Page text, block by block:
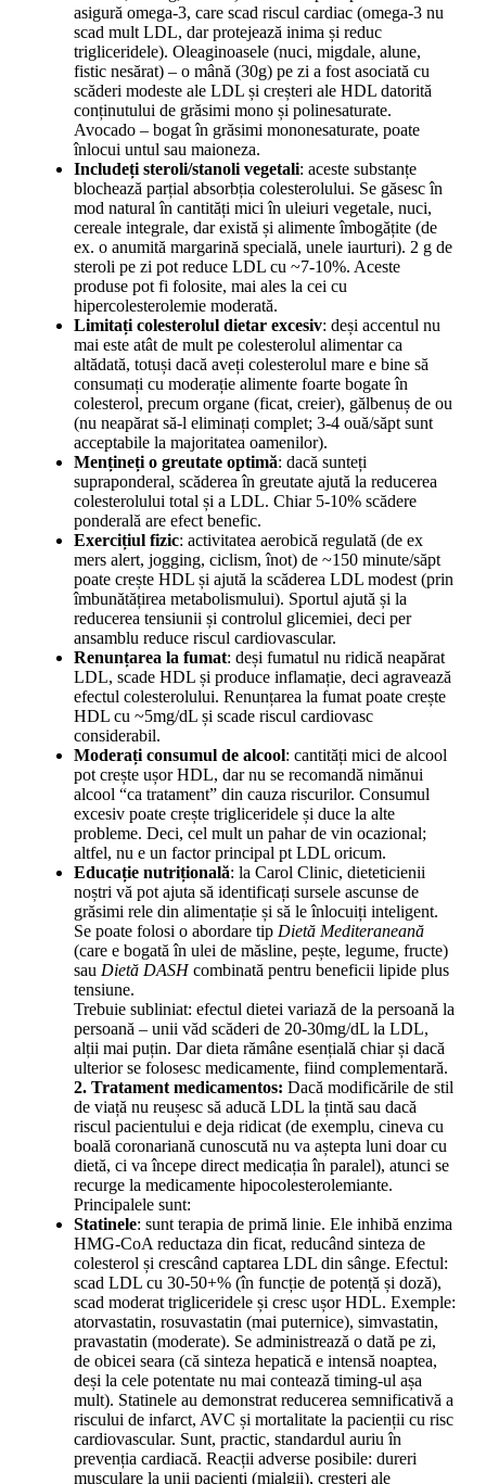
asigură omega-3, care scad riscul cardiac (omega-3 nu
scad mult LDL, dar protejează inima și reduc
trigliceridele). Oleaginoasele (nuci, migdale, alune,
fistic nesărat) – o mână (30g) pe zi a fost asociată cu
scăderi modeste ale LDL și creșteri ale HDL datorită
conținutului de grăsimi mono și polinesaturate.
Avocado – bogat în grăsimi mononesaturate, poate
înlocui untul sau maioneza.
Includeți steroli/stanoli vegetali: aceste substanțe
blochează parțial absorbția colesterolului. Se găsesc în
mod natural în cantități mici în uleiuri vegetale, nuci,
cereale integrale, dar există și alimente îmbogățite (de
ex. o anumită margarină specială, unele iaurturi). 2 g de
steroli pe zi pot reduce LDL cu ~7-10%. Aceste
produse pot fi folosite, mai ales la cei cu
hipercolesterolemie moderată.
Limitați colesterolul dietar excesiv: deși accentul nu
mai este atât de mult pe colesterolul alimentar ca
altădată, totuși dacă aveți colesterolul mare e bine să
consumați cu moderație alimente foarte bogate în
colesterol, precum organe (ficat, creier), gălbenuș de ou
(nu neapărat să-l eliminați complet; 3-4 ouă/săpt sunt
acceptabile la majoritatea oamenilor).
Mențineți o greutate optimă: dacă sunteți
supraponderal, scăderea în greutate ajută la reducerea
colesterolului total și a LDL. Chiar 5-10% scădere
ponderală are efect benefic.
Exercițiul fizic: activitatea aerobică regulată (de ex
mers alert, jogging, ciclism, înot) de ~150 minute/săpt
poate crește HDL și ajută la scăderea LDL modest (prin
îmbunătățirea metabolismului). Sportul ajută și la
reducerea tensiunii și controlul glicemiei, deci per
ansamblu reduce riscul cardiovascular.
Renunțarea la fumat: deși fumatul nu ridică neapărat
LDL, scade HDL și produce inflamație, deci agravează
efectul colesterolului. Renunțarea la fumat poate crește
HDL cu ~5mg/dL și scade riscul cardiovasc
considerabil.
Moderați consumul de alcool: cantități mici de alcool
pot crește ușor HDL, dar nu se recomandă nimănui
alcool “ca tratament” din cauza riscurilor. Consumul
excesiv poate crește trigliceridele și duce la alte
probleme. Deci, cel mult un pahar de vin ocazional;
altfel, nu e un factor principal pt LDL oricum.
Educație nutrițională: la Carol Clinic, dieteticienii
noștri vă pot ajuta să identificați sursele ascunse de
grăsimi rele din alimentație și să le înlocuiți inteligent.
Se poate folosi o abordare tip Dietă Mediteraneană
(care e bogată în ulei de măsline, pește, legume, fructe)
sau Dietă DASHcombinată pentru beneficii lipide plus
tensiune.
Trebuie subliniat: efectul dietei variază de la persoană la
persoană – unii văd scăderi de 20-30mg/dL la LDL,
alții mai puțin. Dar dieta rămâne esențială chiar și dacă
ulterior se folosesc medicamente, fiind complementară.
2. Tratament medicamentos: Dacă modificările de stil
de viață nu reușesc să aducă LDL la țintă sau dacă
riscul pacientului e deja ridicat (de exemplu, cineva cu
boală coronariană cunoscută nu va aștepta luni doar cu
dietă, ci va începe direct medicația în paralel), atunci se
recurge la medicamente hipocolesterolemiante.
Principalele sunt:
Statinele: sunt terapia de primă linie. Ele inhibă enzima
HMG-CoA reductaza din ficat, reducând sinteza de
colesterol și crescând captarea LDL din sânge. Efectul:
scad LDL cu 30-50+% (în funcție de potență și doză),
scad moderat trigliceridele și cresc ușor HDL. Exemple:
atorvastatin, rosuvastatin (mai puternice), simvastatin,
pravastatin (moderate). Se administrează o dată pe zi,
de obicei seara (că sinteza hepatică e intensă noaptea,
deși la cele potentate nu mai contează timing-ul așa
mult). Statinele au demonstrat reducerea semnificativă a
riscului de infarct, AVC și mortalitate la pacienții cu risc
cardiovascular. Sunt, practic, standardul auriu în
prevenția cardiacă. Reacții adverse posibile: dureri
musculare la unii pacienți (mialgii), creșteri ale